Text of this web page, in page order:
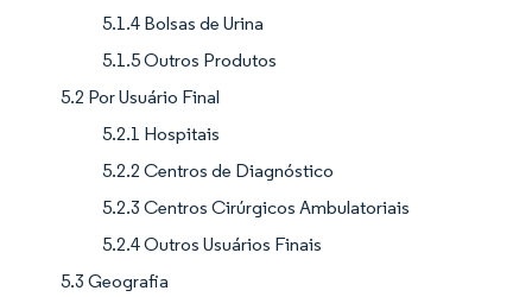
5.1.4 Bolsas de Urina
5.1.5 Outros Produtos
5.2 Por Usuário Final
5.2.1 Hospitais
5.2.2 Centros de Diagnóstico
5.2.3 Centros Cirúrgicos Ambulatoriais
5.2.4 Outros Usuários Finais
5.3 Geografia